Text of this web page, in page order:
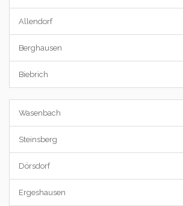
Allendorf
Berghausen
Biebrich
Wasenbach
Steinsberg
Dörsdorf
Ergeshausen